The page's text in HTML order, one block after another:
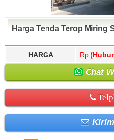
Harga Tenda Terop Miring
HARGA Rp.
Chat